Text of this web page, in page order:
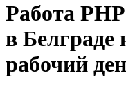
Работа
в
рабочий